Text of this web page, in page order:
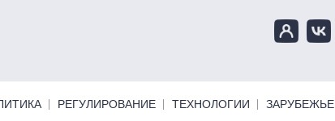
РЕГУЛИРОВАНИЕ ТЕХНОЛОГИИ ЗАРУБЕЖЬЕ